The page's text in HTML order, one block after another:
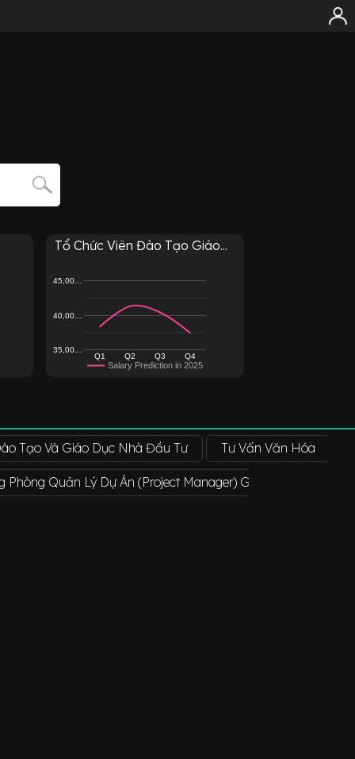
Tổ Chức Viên Đào Tạo Giáo...
Salary Prediction in 2025
Q1 Q2 Q3 Q4
35,00…
40,00…
45,00…
Tạo Và Giáo Dục Nhà Đầu Tư Tư Vấn Văn Hóa
Phòng Quản Lý Dự Án (Project Manager) Giáo Dục